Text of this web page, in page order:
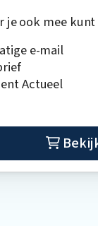
je ook mee
e-mail
Actueel